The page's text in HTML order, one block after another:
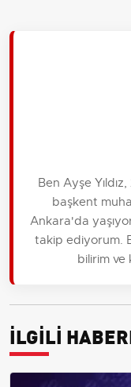
Ben Ayşe
başkent
Ankara'da
takip ediyorum.
bilirim ve
İLGİLİ